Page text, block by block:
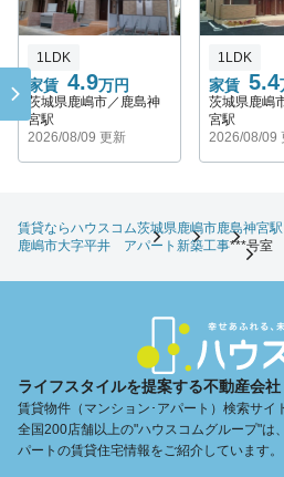
家賃 4.9万円
1LDK
茨城県鹿嶋市／鹿島神
宮駅
2026/08/09 更新
家賃 5.4
1LDK
茨城県鹿嶋
宮駅
2026/08/09
賃貸ならハウスコム茨城県 鹿嶋市鹿島神宮駅
鹿嶋市大字平井 アパート新築工事***号室
ライフスタイルを提案する不動産会社
賃貸物件（マンション･アパート）検索サイ
全国200店舗以上の"ハウスコムグループ"は
パートの賃貸住宅情報をご紹介しています。